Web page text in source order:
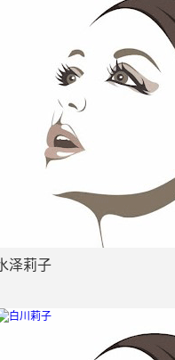
泽莉子